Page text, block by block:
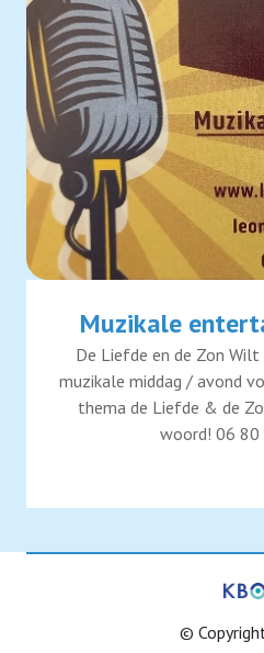
Muzikale
De Liefde en de Zon
muzikale middag / avond
thema de Liefde & de
woord! 06
©